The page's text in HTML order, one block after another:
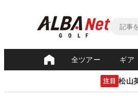
全ツアー ギア
注目 松山